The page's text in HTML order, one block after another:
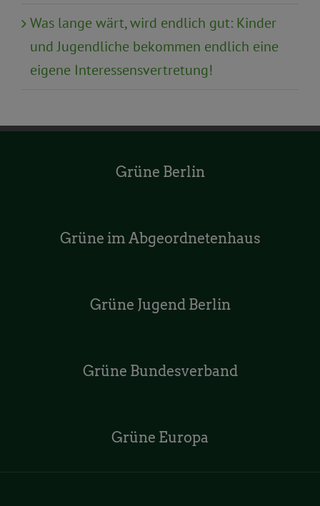
Was lange wärt, wird endlich gut: Kinder
und Jugendliche bekommen endlich eine
eigene Interessensvertretung!
Grüne Berlin
Grüne im Abgeordnetenhaus
Grüne Jugend Berlin
Grüne Bundesverband
Grüne Europa